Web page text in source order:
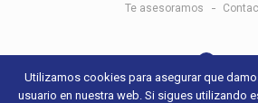
Te asesoramos
© 2018 Oviedo Incluye - Aviso legal y
Utilizamos cookies para asegurar que
usuario en nuestra web. Si sigues utilizando